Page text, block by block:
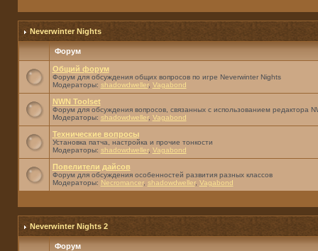
Neverwinter Nights
Форум
Общий форум
Форум для обсуждения общих вопросов по игре Neverwinter Nights
Модераторы: shadowdweller, Vagabond
NWN Toolset
Форум для обсуждения вопросов, связанных с использованием редактора
Модераторы: shadowdweller, Vagabond
Технические вопросы
Установка патча, настройка и прочие тонкости
Модераторы: shadowdweller, Vagabond
Повелители дайсов
Форум для обсуждения особенностей развития разных классов
Модераторы: Necromancer, shadowdweller, Vagabond
Neverwinter Nights 2
Форум